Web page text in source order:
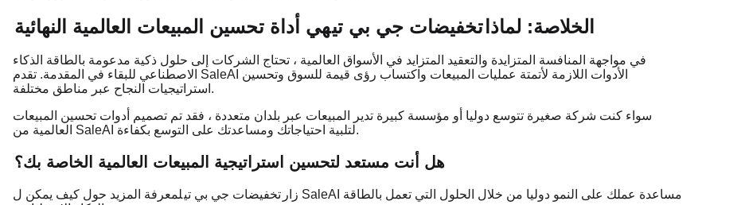
الخلاصة: لماذا تخفيضات جي بي تيهي أداة تحسين المبيعات العالمية النهائية
في مواجهة المنافسة المتزايدة والتعقيد المتزايد في الأسواق العالمية ، تحتاج الشركات إلى حلول ذكية مدعومة بالطاقة الذكاء
الاصطناعي للبقاء في المقدمة. تقدم SaleAI الأدوات اللازمة لأتمتة عمليات المبيعات واكتساب رؤى قيمة للسوق وتحسين
استراتيجيات النجاح عبر مناطق مختلفة.
سواء كنت شركة صغيرة تتوسع دوليا أو مؤسسة كبيرة تدير المبيعات عبر بلدان متعددة ، فقد تم تصميم أدوات تحسين المبيعات
العالمية من SaleAI لتلبية احتياجاتك ومساعدتك على التوسع بكفاءة.
هل أنت مستعد لتحسين استراتيجية المبيعات العالمية الخاصة بك؟
زار تخفيضات جي بي تيلمعرفة المزيد حول كيف يمكن ل SaleAI مساعدة عملك على النمو دوليا من خلال الحلول التي تعمل بالطاقة